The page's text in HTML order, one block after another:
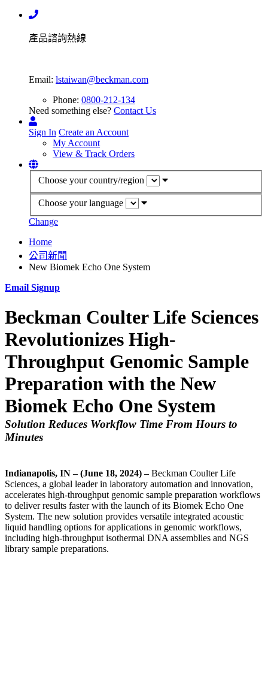
產品諮詢熱線
Email: lstaiwan@beckman.com
Phone: 0800-212-134
Need something else? Contact Us
Sign In Create an Account
My Account
View & Track Orders
Choose your country/region
Choose your language
Change
Home
公司新聞
New Biomek Echo One System
Email Signup
Beckman Coulter Life Sciences
Revolutionizes High-
Throughput Genomic Sample
Preparation with the New
Biomek Echo One System
Solution Reduces Workflow Time From Hours to
Minutes
Indianapolis, IN – (June 18, 2024) –Beckman Coulter Life
Sciences, a global leader in laboratory automation and innovation,
accelerates high-throughput genomic sample preparation workflows
to deliver results faster with the launch of its Biomek Echo One
System. The new solution provides versatile integrated acoustic
liquid handling options for applications in genomic workflows,
including high-throughput isothermal DNA assemblies and NGS
library sample preparations.